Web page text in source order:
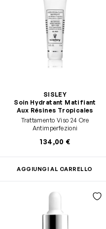
SISLEY
Soin Hydratant Matifiant
Aux Résines Tropicales
Trattamento Viso 24 Ore
Antimperfezioni
134,00 €
AGGIUNGI AL CARRELLO